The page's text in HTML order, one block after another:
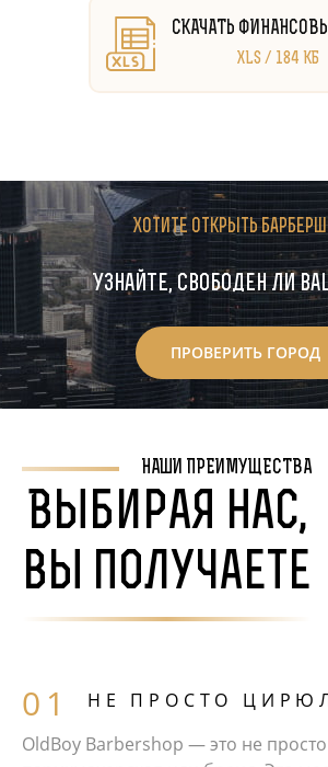
СКАЧАТЬ
XLS / 184 КБ
Хотите открыть
Узнайте, свободен ли
ПРОВЕРИТЬ ГОРОД
НАШИ ПРЕИМУЩЕСТВА
Выбирая нас,
вы получаете
НЕ ПРОСТО
OldBoy Barbershop — это не